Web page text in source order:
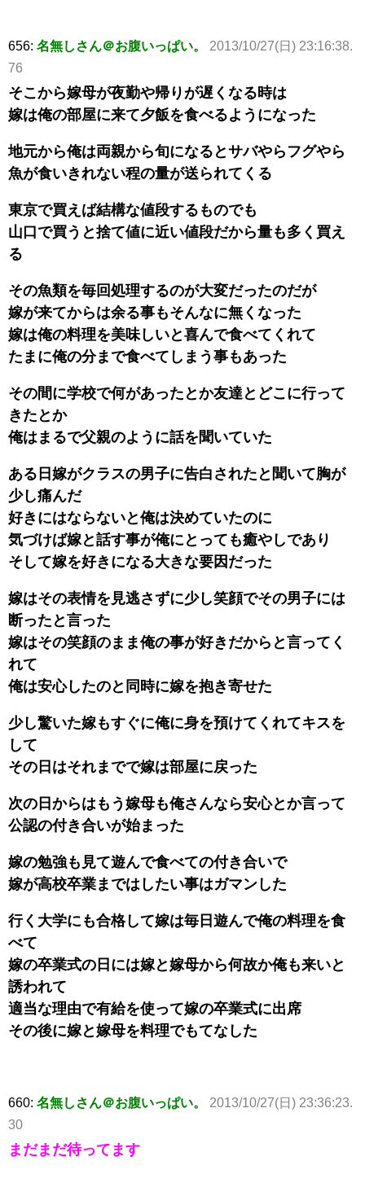
656: 名無しさん＠お腹いっぱい。
2013/10/27(日) 23:16:38.
76
そこから嫁母が夜勤や帰りが遅くなる時は
嫁は俺の部屋に来て夕飯を食べるようになった
地元から俺は両親から旬になるとサバやらフグやら
魚が食いきれない程の量が送られてくる
東京で買えば結構な値段するものでも
山口で買うと捨て値に近い値段だから量も多く買え
る
その魚類を毎回処理するのが大変だったのだが
嫁が来てからは余る事もそんなに無くなった
嫁は俺の料理を美味しいと喜んで食べてくれて
たまに俺の分まで食べてしまう事もあった
その間に学校で何があったとか友達とどこに行って
きたとか
俺はまるで父親のように話を聞いていた
ある日嫁がクラスの男子に告白されたと聞いて胸が
少し痛んだ
好きにはならないと俺は決めていたのに
気づけば嫁と話す事が俺にとっても癒やしであり
そして嫁を好きになる大きな要因だった
嫁はその表情を見逃さずに少し笑顔でその男子には
断ったと言った
嫁はその笑顔のまま俺の事が好きだからと言ってく
れて
俺は安心したのと同時に嫁を抱き寄せた
少し驚いた嫁もすぐに俺に身を預けてくれてキスを
して
その日はそれまでで嫁は部屋に戻った
次の日からはもう嫁母も俺さんなら安心とか言って
公認の付き合いが始まった
嫁の勉強も見て遊んで食べての付き合いで
嫁が高校卒業まではしたい事はガマンした
行く大学にも合格して嫁は毎日遊んで俺の料理を食
べて
嫁の卒業式の日には嫁と嫁母から何故か俺も来いと
誘われて
適当な理由で有給を使って嫁の卒業式に出席
その後に嫁と嫁母を料理でもてなした
660: 名無しさん＠お腹いっぱい。
2013/10/27(日) 23:36:23.
30
まだまだ待ってます